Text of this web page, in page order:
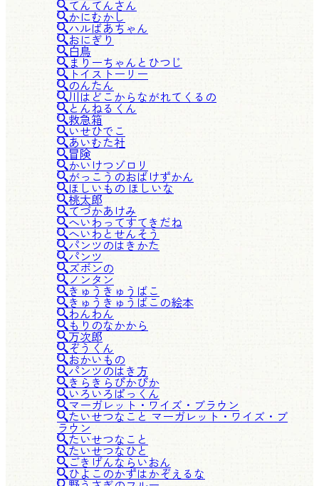
てんてんさん
かにむかし
ハルばあちゃん
おにぎり
白鳥
まりーちゃんとひつじ
トイストーリー
のんたん
川はどこからながれてくるの
とんねるくん
救急箱
いせひでこ
あいむた社
冒険
かいけつゾロリ
がっこうのおばけずかん
ほしいもの ほしいな
桃太郎
てづかあけみ
へいわってすてきだね
へいわとせんそう
パンツのはきかた
パンツ
ズボンの
ノンタン
きゅうきゅうばこ
きゅうきゅうばこの絵本
わんわん
もりのなかから
万次郎
ぞうくん
おかいもの
パンツのはき方
きらきらぴかぴか
いろいろぱっくん
マーガレット・ワイズ・ブラウン
たいせつなこと マーガレット・ワイズ・ブ
ラウン
たいせつなこと
たいせつなひと
ごきげんならいおん
ひよこのかずはかぞえるな